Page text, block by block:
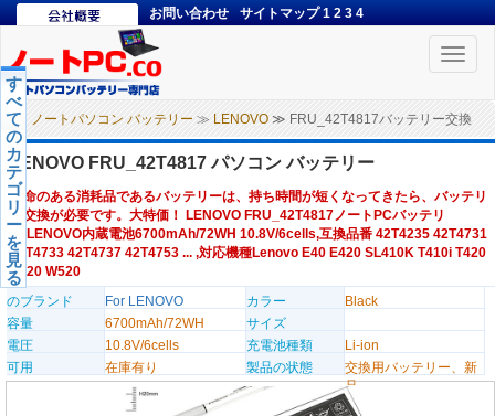
お問い合わせ サイトマップ 1 2 3 4
Toggle
ノートパソコン バッテリー ≫ LENOVO ≫ FRU_42T4817バッテリー交換
す
べ
て
の
カ
テ
ゴ
リ
ー
を
見
る
LENOVO FRU_42T4817 パソコン バッテリー
寿命のある消耗品であるバッテリーは、持ち時間が短くなってきたら、バッテリ
ー交換が必要です。大特価！ LENOVO FRU_42T4817ノートPCバッテリ
ー,LENOVO内蔵電池6700mAh/72WH 10.8V/6cells,互換品番 42T4235 42T4731
42T4733 42T4737 42T4753 ... ,対応機種Lenovo E40 E420 SL410K T410i T420
E520 W520
のブランド
For LENOVO カラー
Black
容量
6700mAh/72WH
サイズ
電圧
10.8V/6cells 充電池種類
Li-ion
可用
在庫有り 製品の状態
交換用バッテリー、新
品